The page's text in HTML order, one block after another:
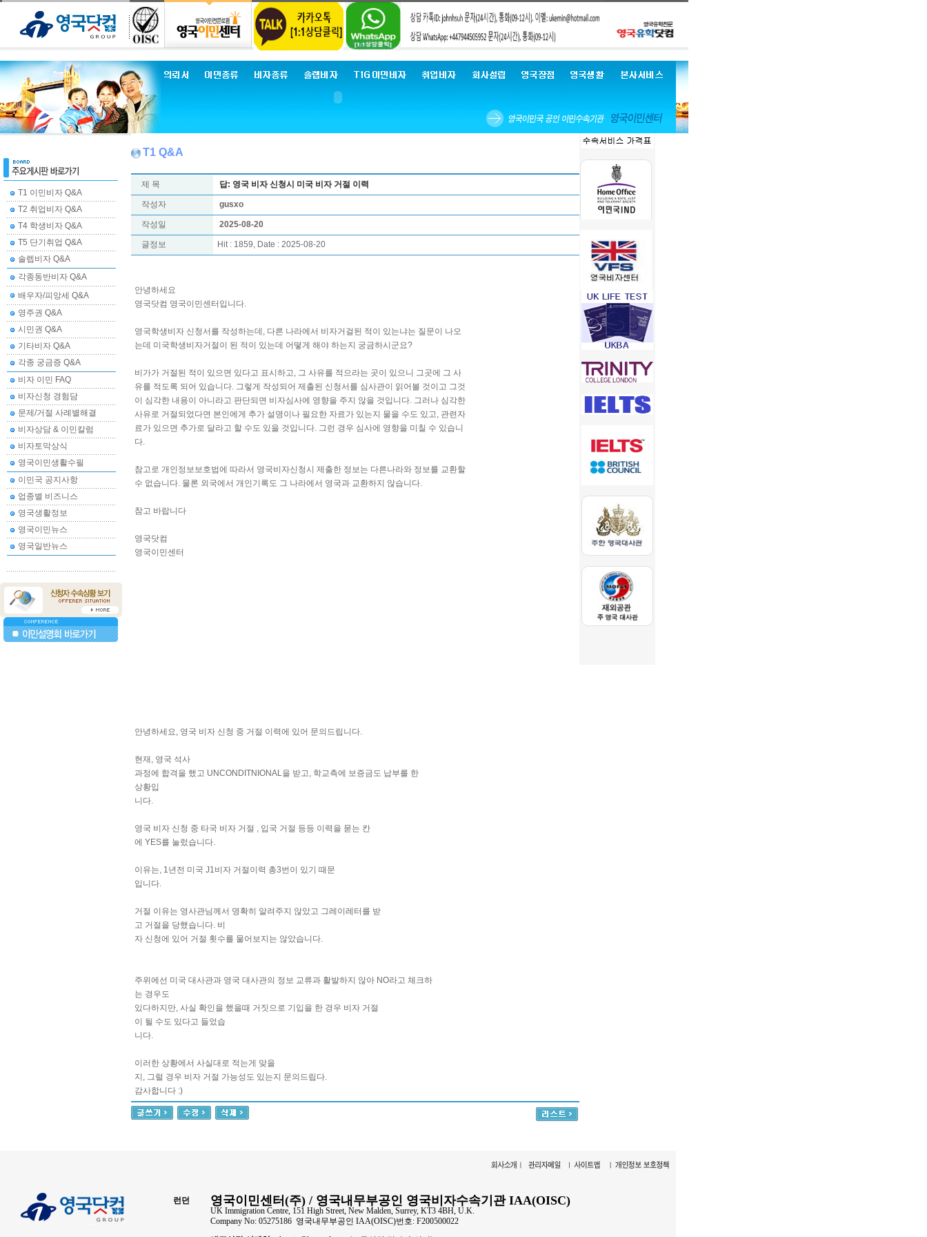
T1 이민비자 Q&A
T2 취업비자 Q&A
T4 학생비자 Q&A
T5 단기취업 Q&A
솔렙비자 Q&A
각종동반비자 Q&A
배우자/피앙세 Q&A
영주권 Q&A
시민권 Q&A
기타비자 Q&A
각종 궁금증 Q&A
비자 이민 FAQ
비자신청 경험담
문제/거절 사례별해결
비자상담 & 이민칼럼
비자토막상식
영국이민생활수필
이민국 공지사항
업종별 비즈니스
영국생활정보
영국이민뉴스
영국일반뉴스
T1 Q&A
제 목 답: 영국 비자 신청시 미국 비자 거절 이력
작성자 gusxo
작성일 2025-08-20
글정보 Hit : 1859, Date : 2025-08-20
안녕하세요
영국닷컴 영국이민센터입니다.
영국학생비자 신청서를 작성하는데, 다른 나라에서 비자거걸된 적이 있는냐는 질문이 나오
는데 미국학생비자거절이 된 적이 있는데 어떻게 해야 하는지 궁금하시군요?
비가가 거절된 적이 있으면 있다고 표시하고, 그 사유를 적으라는 곳이 있으니 그곳에 그 사
유를 적도록 되어 있습니다. 그렇게 작성되어 제출된 신청서를 심사관이 읽어볼 것이고 그것
이 심각한 내용이 아니라고 판단되면 비자심사에 영향을 주지 않을 것입니다. 그러나 심각한
사유로 거절되었다면 본인에게 추가 설명이나 필요한 자료가 있는지 물을 수도 있고, 관련자
료가 있으면 추가로 달라고 할 수도 있을 것입니다. 그런 경우 심사에 영향을 미칠 수 있습니
다.
참고로 개인정보보호법에 따라서 영국비자신청시 제출한 정보는 다른나라와 정보를 교환할
수 없습니다. 물론 외국에서 개인기록도 그 나라에서 영국과 교환하지 않습니다.
참고 바랍니다
영국닷컴
영국이민센터
안녕하세요, 영국 비자 신청 중 거절 이력에 있어 문의드립니다.
현재, 영국 석사
과정에 합격을 했고 UNCONDITNIONAL을 받고, 학교측에 보증금도 납부를 한
상황입
니다.
영국 비자 신청 중 타국 비자 거절 , 입국 거절 등등 이력을 묻는 칸
에 YES를 눌렀습니다.
이유는, 1년전 미국 J1비자 거절이력 총3번이 있기 때문
입니다.
거절 이유는 영사관님께서 명확히 알려주지 않았고 그레이레터를 받
고 거절을 당했습니다. 비
자 신청에 있어 거절 횟수를 물어보지는 않았습니다.
주위에선 미국 대사관과 영국 대사관의 정보 교류과 활발하지 않아 NO라고 체크하
는 경우도
있다하지만, 사실 확인을 했을때 거짓으로 기입을 한 경우 비자 거절
이 될 수도 있다고 들었습
니다.
이러한 상황에서 사실대로 적는게 맞을
지, 그럴 경우 비자 거절 가능성도 있는지 문의드립다.
감사합니다 :)
런던 영국이민센터(주) / 영국내무부공인 영국비자수속기관 IAA(OISC)
UK Immigration Centre, 151 High Street, New Malden, Surrey, KT3 4BH, U.K.
Company No: 05275186 영국내무부공인 IAA(OISC)번호: F200500022